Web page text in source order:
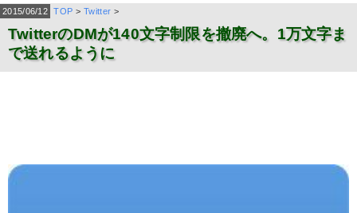
2015/06/12 TOP > Twitter >
TwitterのDMが140文字制限を撤廃へ。1万文字ま
で送れるように